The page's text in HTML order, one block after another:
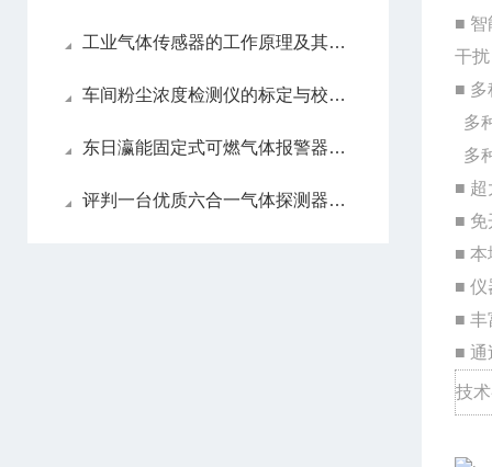
工业气体传感器的工作原理及其应用
车间粉尘浓度检测仪的标定与校准方法
东日瀛能固定式可燃气体报警器介绍
评判一台优质六合一气体探测器的五大关键指标
■ 智
干扰
■
多
多
■
■ 免
■ 本
■ 仪
■ 丰
■ 通
技